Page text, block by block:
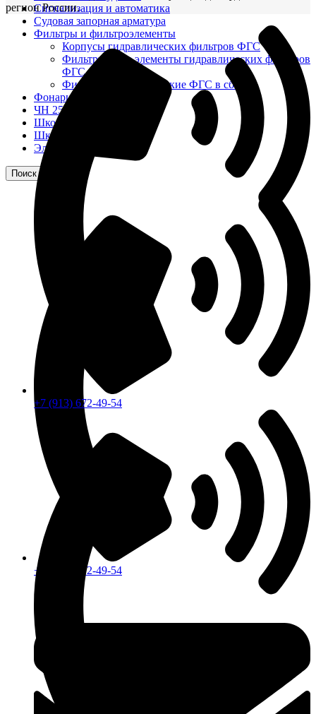
Сигнализация и автоматика
Судовая запорная арматура
Фильтры и фильтроэлементы
Корпусы гидравлических фильтров ФГС
Фильтрующие элементы гидравлических фильтров
ФГС
Фильтры гидравлические ФГС в сборе
Фонари
ЧН 25/34
Шкода 6S-160
Шкода-275
Электродвигатели
Поиск
+7 (913) 672-49-54
регион России.
+7 (913) 672-49-54